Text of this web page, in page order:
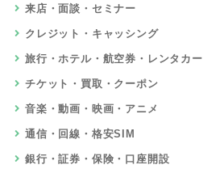
来店・面談・セミナー
クレジット・キャッシング
旅行・ホテル・航空券・レンタカー
チケット・買取・クーポン
音楽・動画・映画・アニメ
通信・回線・格安SIM
銀行・証券・保険・口座開設